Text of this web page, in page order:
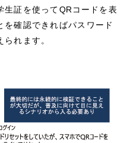
生証を使ってQRコードを表
確認できればパスワード
れます。